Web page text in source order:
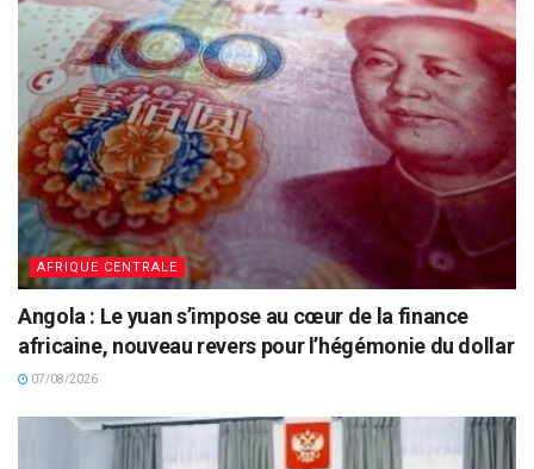
AFRIQUE CENTRALE
Angola : Le yuan s’impose au cœur de la finance
africaine, nouveau revers pour l’hégémonie du dollar
07/08/2026